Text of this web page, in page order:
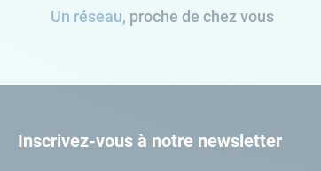
Un réseau, proche de chez vous
Inscrivez-vous à notre newsletter